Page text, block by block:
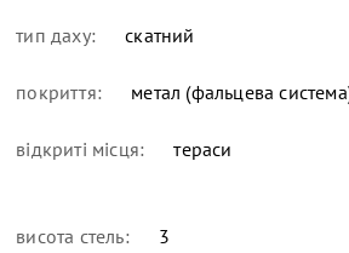
тип даху: скатний
покриття: метал (фальцева
відкриті місця: тераси
висота стель: 3